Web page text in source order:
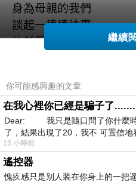
身為母親的我們
談起一樁樁往事
依然歷歷在目
慶幸那些日子
讓孩子逐步建立起內在的
也擁有面對挑戰與挫折
看著兩個截然不同的孩子
如今都活出各自的精彩與
繼續
你可能感興趣的文章
在我心裡你已經是騙子了
Dear: 我只是隨口問了你什麼時
了，結果出現了20，我不 可置信地
15 小時前
遙控器
愧疚感只是别人装在你身上的一把遥